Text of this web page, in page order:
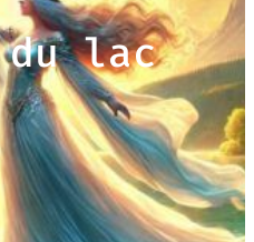
du lac